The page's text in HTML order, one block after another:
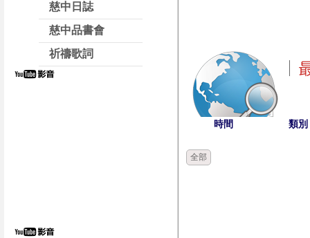
慈中日誌
慈中品書會
祈禱歌詞
時間 類別
全部